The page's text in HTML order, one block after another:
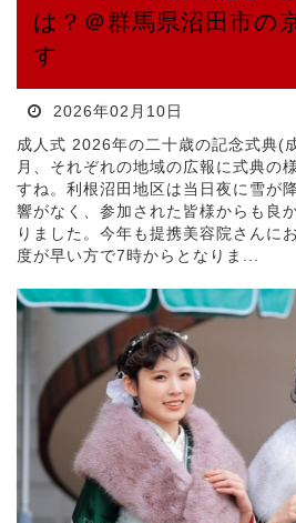
は？＠群馬県沼田市の
す
2026年02月10日
成人式 2026年の二十歳の記念式典(
月、それぞれの地域の広報に式典の
すね。利根沼田地区は当日夜に雪が
響がなく、参加された皆様からも良
りました。今年も提携美容院さんに
度が早い方で7時からとなりま...